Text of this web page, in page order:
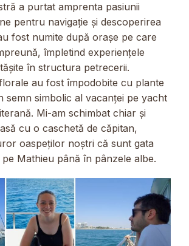
a purtat amprenta pasiunii
pentru navigație și descoperirea
fost numite după orașe pe care
împletind experiențele
în structura petrecerii.
au fost împodobite cu plante
semn simbolic al vacanței pe yacht
Mi-am schimbat chiar și
cu o caschetă de căpitan,
oaspeților noștri că sunt gata
Mathieu până în pânzele albe.